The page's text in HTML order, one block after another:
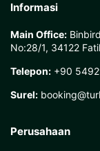
Informasi
Main Office:
No:28/1, 34122
Telepon: +90
Surel:
Perusahaan